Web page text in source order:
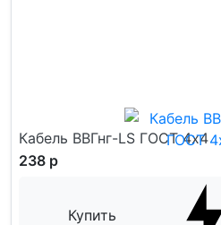
Кабель ВВГнг-LS ГОСТ 4x4
238 р
Купить